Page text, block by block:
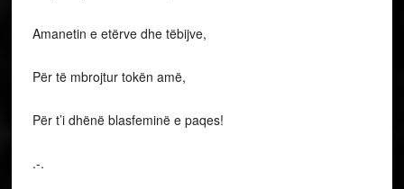
Amanetin e etërve dhe tëbijve,
Për të mbrojtur tokën amë,
Për t’i dhënë blasfeminë e paqes!
.-.